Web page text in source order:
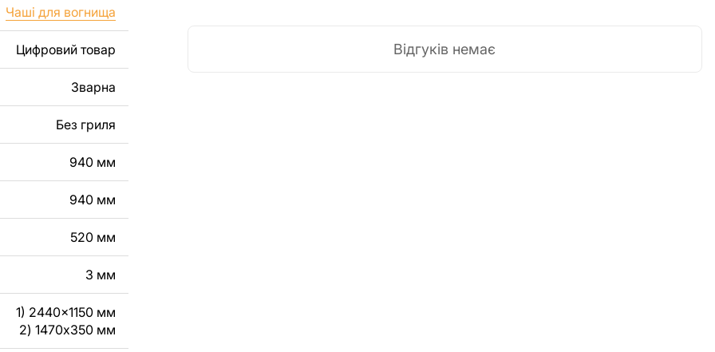
заборонені.
виробу. Якщо вам
з металу для
зв'яжіться з
Чаші для вогнища
Цифровий товар
Зварна
Без гриля
940 мм
940 мм
520 мм
3 мм
1) 2440x1150 мм
2) 1470x350 мм
Відгуків немає